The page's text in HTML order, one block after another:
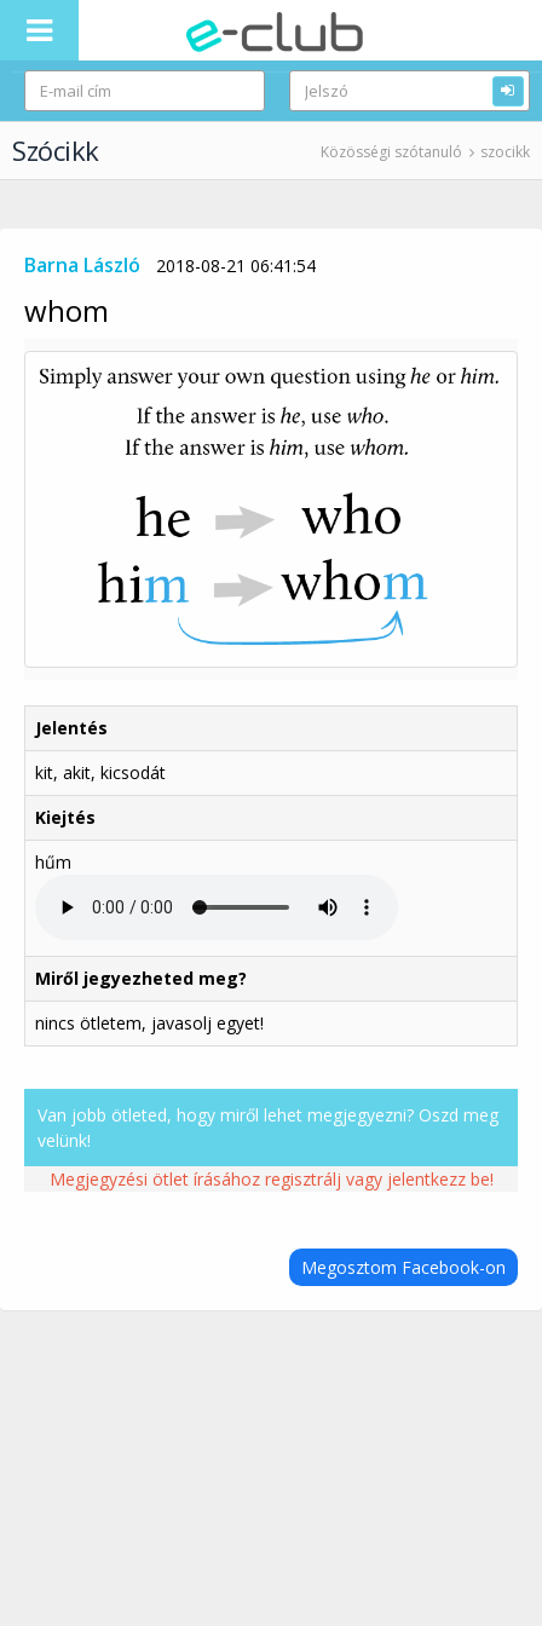
Szócikk Közösségi szótanuló szocikk
Barna László 2018-08-21 06:41:54
whom
Jelentés
kit, akit, kicsodát
Kiejtés
hűm
Miről jegyezheted meg?
nincs ötletem, javasolj egyet!
Van jobb ötleted, hogy miről lehet megjegyezni? Oszd meg
velünk!
Megjegyzési ötlet írásához regisztrálj vagy jelentkezz be!
Megosztom Facebook-on